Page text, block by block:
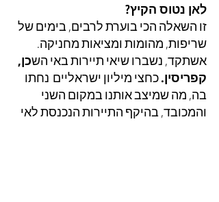
לאן נטוס הקיץ?
זו השאלה הכי בוערת לרבים, בימים של
שריפות, מהומות ומציאות מחניקה.
אשתקד, נשברו שיאי תיירות באי השכן,
קפריסין. כחצי מיליון ישראליים נחתו
בה, מה שמיצב אותנו במקום השני
והמכובד, בהיקף התיירות הנכנסת לאי